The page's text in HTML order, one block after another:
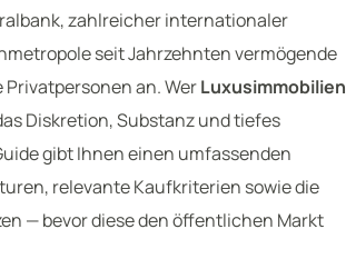
zahlreicher internationaler
seit Jahrzehnten vermögende
an. WerLuxusimmobilien
Diskretion, Substanz und tiefes
gibt Ihnen einen umfassenden
relevante Kaufkriterien sowie die
— bevor diese den öffentlichen Markt